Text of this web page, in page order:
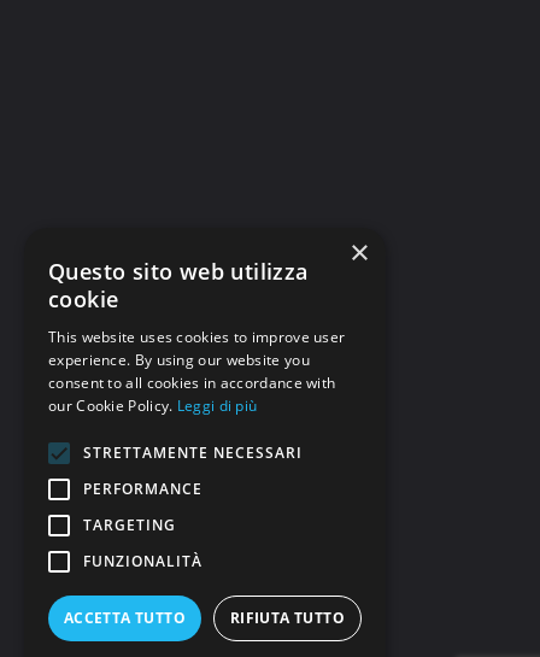
×
Questo sito web utilizza
cookie
This website uses cookies to improve user
experience. By using our website you
consent to all cookies in accordance with
our Cookie Policy. Leggi di più
STRETTAMENTE NECESSARI
PERFORMANCE
TARGETING
FUNZIONALITÀ
ACCETTA TUTTO RIFIUTA TUTTO